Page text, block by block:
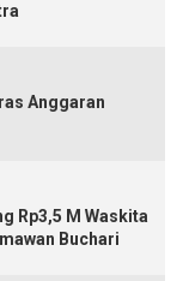
Anggaran
Rp3,5 M Waskita
Buchari